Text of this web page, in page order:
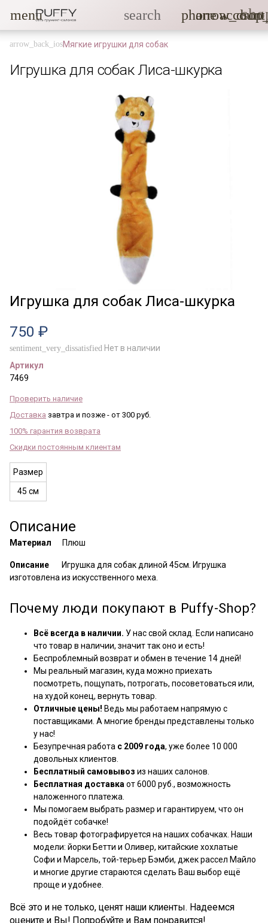
menu search phone
Мягкие игрушки для собак
Игрушка для собак Лиса-шкурка
Игрушка для собак Лиса-шкурка
750 ₽
sentiment_very_dissatisfied Нет в наличии
Артикул
7469
Проверить наличие
Доставка завтра и позже - от 300 руб.
100% гарантия возврата
Скидки постоянным клиентам
Размер
45 см
Описание
Материал Плюш
Описание Игрушка для собак длиной 45см. Игрушка
изготовлена из искусственного меха.
Почему люди покупают в Puffy-Shop?
Всё всегда в наличии. У нас свой склад. Если написано
что товар в наличии, значит так оно и есть!
Беспроблемный возврат и обмен в течение 14 дней!
Мы реальный магазин, куда можно приехать
посмотреть, пощупать, потрогать, посоветоваться или,
на худой конец, вернуть товар.
Отличные цены! Ведь мы работаем напрямую с
поставщиками. А многие бренды представлены только
у нас!
Безупречная работа с 2009 года, уже более 10 000
довольных клиентов.
Бесплатный самовывоз из наших салонов.
Бесплатная доставка от 6000 руб., возможность
наложенного платежа.
Мы помогаем выбрать размер и гарантируем, что он
подойдёт собачке!
Весь товар фотографируется на наших собачках. Наши
модели: йорки Бетти и Оливер, китайские хохлатые
Софи и Марсель, той-терьер Бэмби, джек рассел Майло
и многие другие стараются сделать Ваш выбор ещё
проще и удобнее.
Всё это и не только, ценят наши клиенты. Надеемся
оцените и Вы! Попробуйте и Вам понравится!